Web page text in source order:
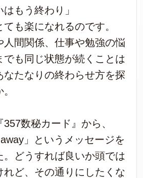
はもう終わり」
も楽になれるのです。
人間関係、仕事や勉強の悩
でも同じ状態が続くことは
なたなりの終わらせ方を探
数秘カード』から、
」というメッセージを
。どうすれば良いか頭では
れど、その通りにしたくな